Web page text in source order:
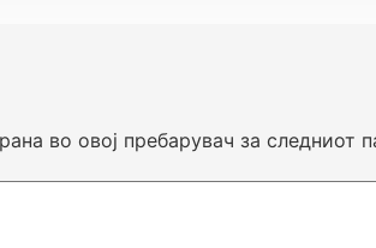
во овој пребарувач за следниот